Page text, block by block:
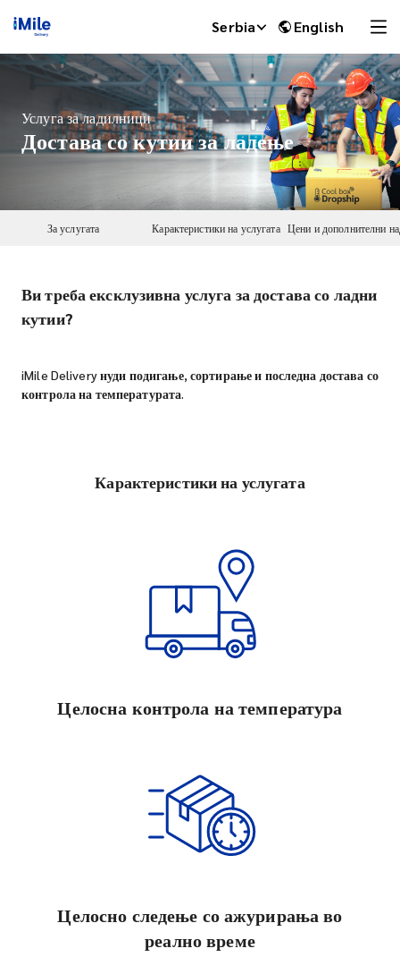
Serbia English
Услуга за ладилници
Достава со кутии за ладење
За услугата Карактеристики на услугата
Ви треба ексклузивна услуга за достава со ладни
кутии?
iMile Delivery нуди подигање, сортирање и последна достава со
контрола на температурата.
Карактеристики на услугата
Целосна контрола на температура
Целосно следење со ажурирања во
реално време
iMile Chat